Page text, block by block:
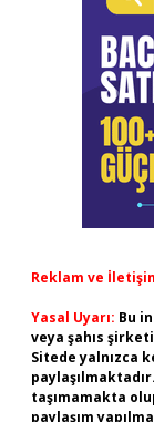
Reklam ve
Yasal Uyarı: Bu
veya şahıs
Sitede yalnızca
taşımamakta
paylaşım